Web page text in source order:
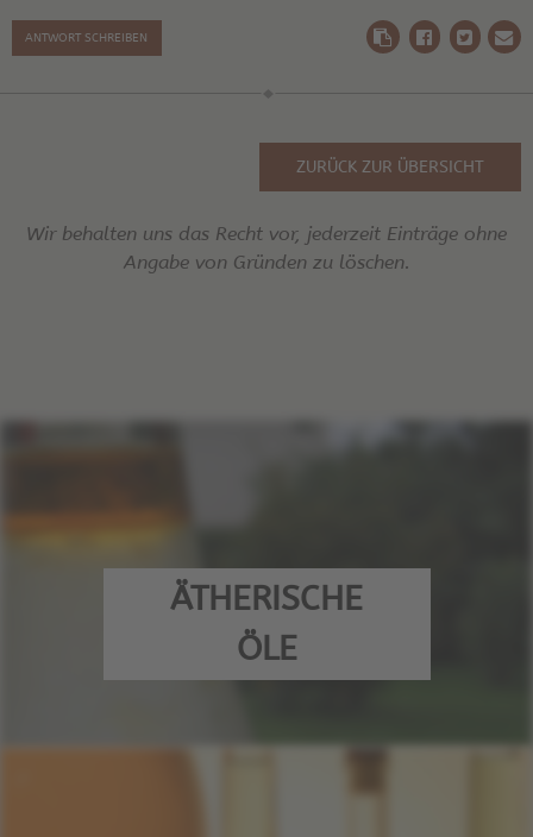
ANTWORT SCHREIBEN
ZURÜCK ZUR ÜBERSICHT
Wir behalten uns das Recht vor, jederzeit Einträge ohne
Angabe von Gründen zu löschen.
ÄTHERISCHE
ÖLE